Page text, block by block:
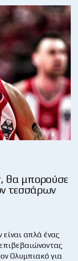
θα μπορούσε
τεσσάρων
απλά ένας
Ολυμπιακό για